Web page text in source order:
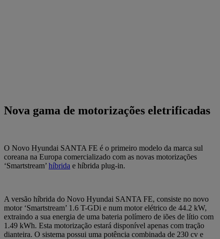
Nova gama de motorizações eletrificadas
O Novo Hyundai SANTA FE é o primeiro modelo da marca sul
coreana na Europa comercializado com as novas motorizações
‘Smartstream’ híbrida e híbrida plug-in.
A versão híbrida do Novo Hyundai SANTA FE, consiste no novo
motor ‘Smartstream’ 1.6 T-GDi e num motor elétrico de 44.2 kW,
extraindo a sua energia de uma bateria polímero de iões de lítio com
1.49 kWh. Esta motorização estará disponível apenas com tração
dianteira. O sistema possui uma potência combinada de 230 cv e